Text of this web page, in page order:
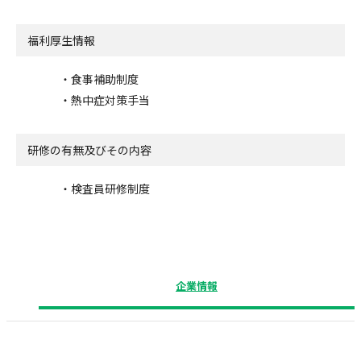
福利厚生情報
・食事補助制度
・熱中症対策手当
研修の有無及びその内容
・検査員研修制度
企業情報